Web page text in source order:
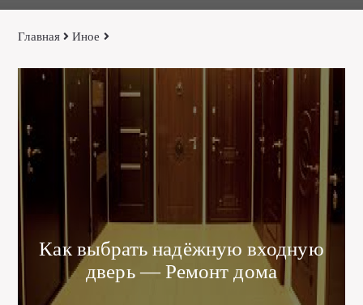
Главная Иное
Как выбрать надёжную входную
дверь — Ремонт дома